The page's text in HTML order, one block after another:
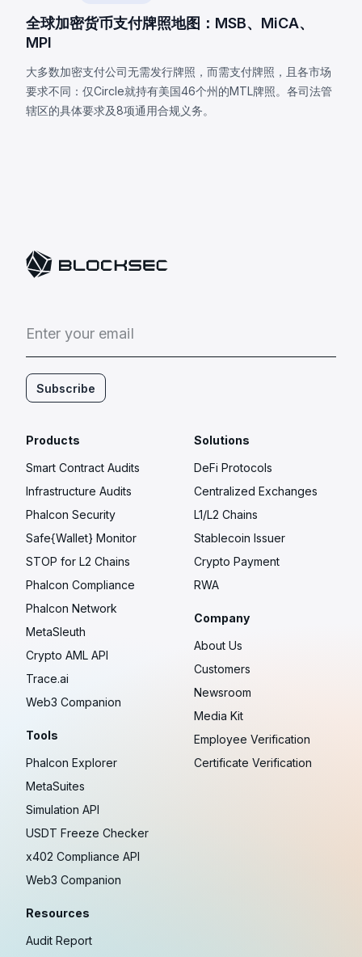
全球加密货币支付牌照地图：MSB、MiCA、
MPI
大多数加密支付公司无需发行牌照，而需支付牌照，且各市场
要求不同：仅Circle就持有美国46个州的MTL牌照。各司法管
辖区的具体要求及8项通用合规义务。
Enter your email
Subscribe
Products
Smart Contract Audits
Infrastructure Audits
Phalcon Security
Safe{Wallet} Monitor
STOP for L2 Chains
Phalcon Compliance
Phalcon Network
MetaSleuth
Crypto AML API
Trace.ai
Web3 Companion
Tools
Phalcon Explorer
MetaSuites
Simulation API
USDT Freeze Checker
x402 Compliance API
Web3 Companion
Resources
Audit Report
Solutions
DeFi Protocols
Centralized Exchanges
L1/L2 Chains
Stablecoin Issuer
Crypto Payment
RWA
Company
About Us
Customers
Newsroom
Media Kit
Employee Verification
Certificate Verification